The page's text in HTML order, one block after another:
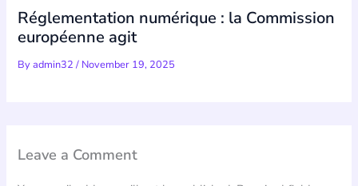
Réglementation numérique : la Commission
européenne agit
Byadmin32/ November 19, 2025
Leave a Comment